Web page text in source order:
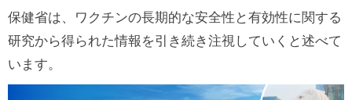
保健省は、ワクチンの長期的な安全性と有効性に関する
研究から得られた情報を引き続き注視していくと述べて
います。